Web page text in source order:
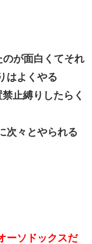
が面白くてそれ
はよくやる
止縛りしたらく
次々とやられる
ーソドックスだ